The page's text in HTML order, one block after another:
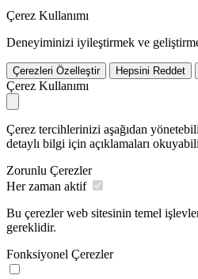
Çerez Kullanımı
Deneyiminizi iyileştirmek ve
Çerezleri Özelleştir Hepsini Reddet
Çerez Kullanımı
Çerez tercihlerinizi aşağıdan
detaylı bilgi için açıklamaları
Zorunlu Çerezler
Her zaman aktif
Bu çerezler web sitesinin temel
gereklidir.
Fonksiyonel Çerezler